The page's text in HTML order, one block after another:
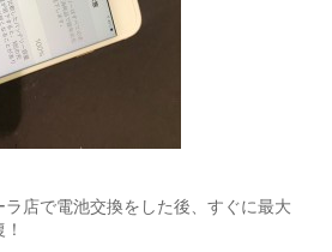
店で電池交換をした後、すぐに最大